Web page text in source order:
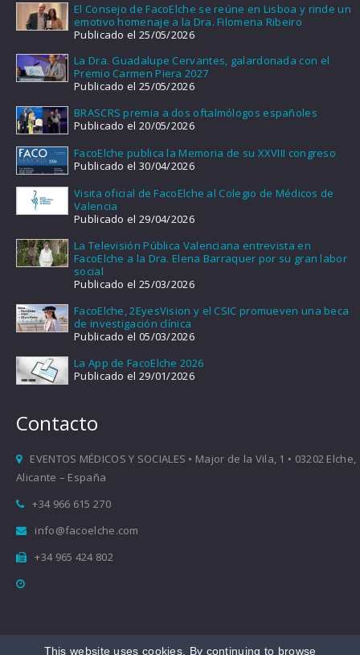
El Consejo de FacoElche se reúne en Lisboa y rinde un
emotivo homenaje a la Dra. Filomena Ribeiro
Publicado el 25/05/2026
La Dra. Guadalupe Cervantes, galardonada con el
Premio Carmen Piera 2027
Publicado el 25/05/2026
BRASCRS premia a dos oftalmólogos españoles
Publicado el 20/05/2026
FacoElche publica la Memoria de su XXVIII congreso
Publicado el 30/04/2026
Visita oficial de FacoElche al Colegio de Médicos de
Valencia
Publicado el 29/04/2026
La Televisión Pública Valenciana entrevista en
FacoElche a la Dra. Elena Barraquer por su gran labor
social
Publicado el 25/03/2026
FacoElche, 2EyesVision y el CSIC promueven una beca
de investigación clínica
Publicado el 05/03/2026
La App de FacoElche 2026
Publicado el 29/01/2026
Contacto
EVENTOS MÉDICOS Y SOCIALES • Major de la Vila, 1 • 03202 Elche,
Alicante – España
+34 966 615 270
info@facoelche.com
+34 965 424 802
This website uses cookies. By continuing to browse